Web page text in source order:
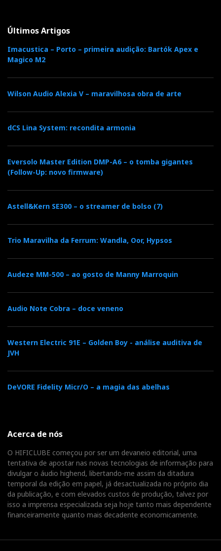
Últimos Artigos
Imacustica – Porto – primeira audição: Bartók Apex e
Magico M2
Wilson Audio Alexia V – maravilhosa obra de arte
dCS Lina System: recondita armonia
Eversolo Master Edition DMP-A6 – o tomba gigantes
(Follow-Up: novo firmware)
Astell&Kern SE300 – o streamer de bolso (7)
Trio Maravilha da Ferrum: Wandla, Oor, Hypsos
Audeze MM-500 – ao gosto de Manny Marroquin
Audio Note Cobra – doce veneno
Western Electric 91E – Golden Boy - análise auditiva de
JVH
DeVORE Fidelity Micr/O – a magia das abelhas
Acerca de nós
O HIFICLUBE começou por ser um devaneio editorial, uma
tentativa de apostar nas novas tecnologias de informação para
divulgar o áudio highend, libertando-me assim da ditadura
temporal da edição em papel, já desactualizada no próprio dia
da publicação, e com elevados custos de produção, talvez por
isso a imprensa especializada seja hoje tanto mais dependente
financeiramente quanto mais decadente economicamente.